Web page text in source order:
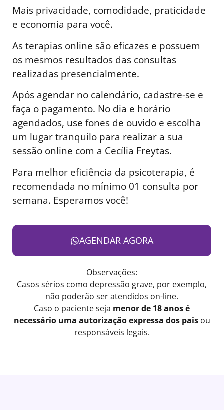
Mais privacidade, comodidade, praticidade
e economia para você.
As terapias online são eficazes e possuem
os mesmos resultados das consultas
realizadas presencialmente.
Após agendar no calendário, cadastre-se e
faça o pagamento. No dia e horário
agendados, use fones de ouvido e escolha
um lugar tranquilo para realizar a sua
sessão online com a Cecília Freytas.
Para melhor eficiência da psicoterapia, é
recomendada no mínimo 01 consulta por
semana. Esperamos você!
AGENDAR AGORA
Observações:
Casos sérios como depressão grave, por exemplo,
não poderão ser atendidos on-line.
Caso o paciente seja menor de 18 anos é
necessário uma autorização expressa dos paisou
responsáveis legais.